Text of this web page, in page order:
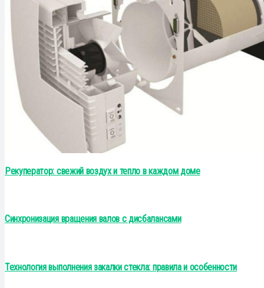
Рекуператор: свежий воздух и тепло в каждом доме
Синхронизация вращения валов с дисбалансами
Технология выполнения закалки стекла: правила и особенности